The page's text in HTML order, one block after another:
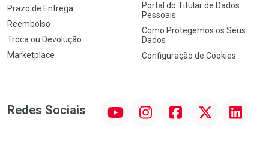
Prazo de Entrega
Reembolso
Troca ou Devolução
Marketplace
Portal do Titular de Dados
Pessoais
Como Protegemos os Seus
Dados
Configuração de Cookies
Redes Sociais InstagramFacebookTwitter Linkedin